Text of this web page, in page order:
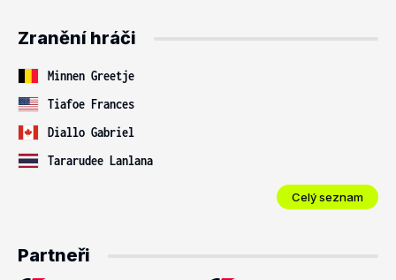
Zranění hráči
Minnen Greetje
Tiafoe Frances
Diallo Gabriel
Tararudee Lanlana
Celý seznam
Partneři